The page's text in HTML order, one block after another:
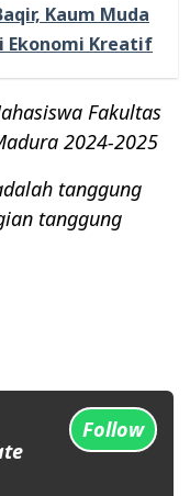
Kaum Muda
Ekonomi Kreatif
Fakultas
2024-2025
tanggung
tanggung
Follow